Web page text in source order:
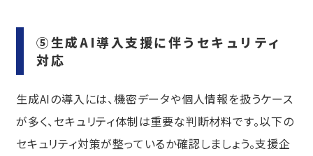
⑤生成AI導入支援に伴うセキュリティ
対応
生成AIの導入には、機密データや個人情報を扱うケース
が多く、セキュリティ体制は重要な判断材料です。以下の
セキュリティ対策が整っているか確認しましょう。支援企